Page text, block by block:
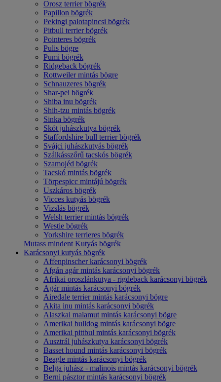
Orosz terrier bögrék
Papillon bögrék
Pekingi palotapincsi bögrék
Pitbull terrier bögrék
Pointeres bögrék
Pulis bögre
Pumi bögrék
Ridgeback bögrék
Rottweiler mintás bögre
Schnauzeres bögrék
Shar-pei bögrék
Shiba inu bögrék
Shih-tzu mintás bögrék
Sinka bögrék
Skót juhászkutya bögrék
Staffordshire bull terrier bögrék
Svájci juhászkutyás bögrék
Szálkásszőrű tacskós bögrék
Szamojéd bögrék
Tacskó mintás bögrék
Törpespicc mintájú bögrék
Uszkáros bögrék
Vicces kutyás bögrék
Vizslás bögrék
Welsh terrier mintás bögrék
Westie bögrék
Yorkshire terrieres bögrék
Mutass mindent Kutyás bögrék
Karácsonyi kutyás bögrék
Affenpinscher karácsonyi bögrék
Afgán agár mintás karácsonyi bögrék
Afrikai oroszlánkutya - rigdeback karácsonyi bögrék
Agár mintás karácsonyi bögrék
Airedale terrier mintás karácsonyi bögre
Akita inu mintás karácsonyi bögrék
Alaszkai malamut mintás karácsonyi bögre
Amerikai bulldog mintás karácsonyi bögre
Amerikai pittbul mintás karácsonyi bögrék
Ausztrál juhászkutya karácsonyi bögrék
Basset hound mintás karácsonyi bögrék
Beagle mintás karácsonyi bögrék
Belga juhász - malinois mintás karácsonyi bögrék
Berni pásztor mintás karácsonyi bögrék